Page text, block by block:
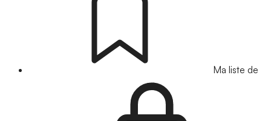
Ma liste de